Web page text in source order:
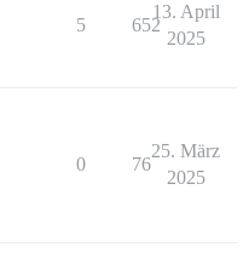
5 652
13. April
2025
0 76
25. März
2025